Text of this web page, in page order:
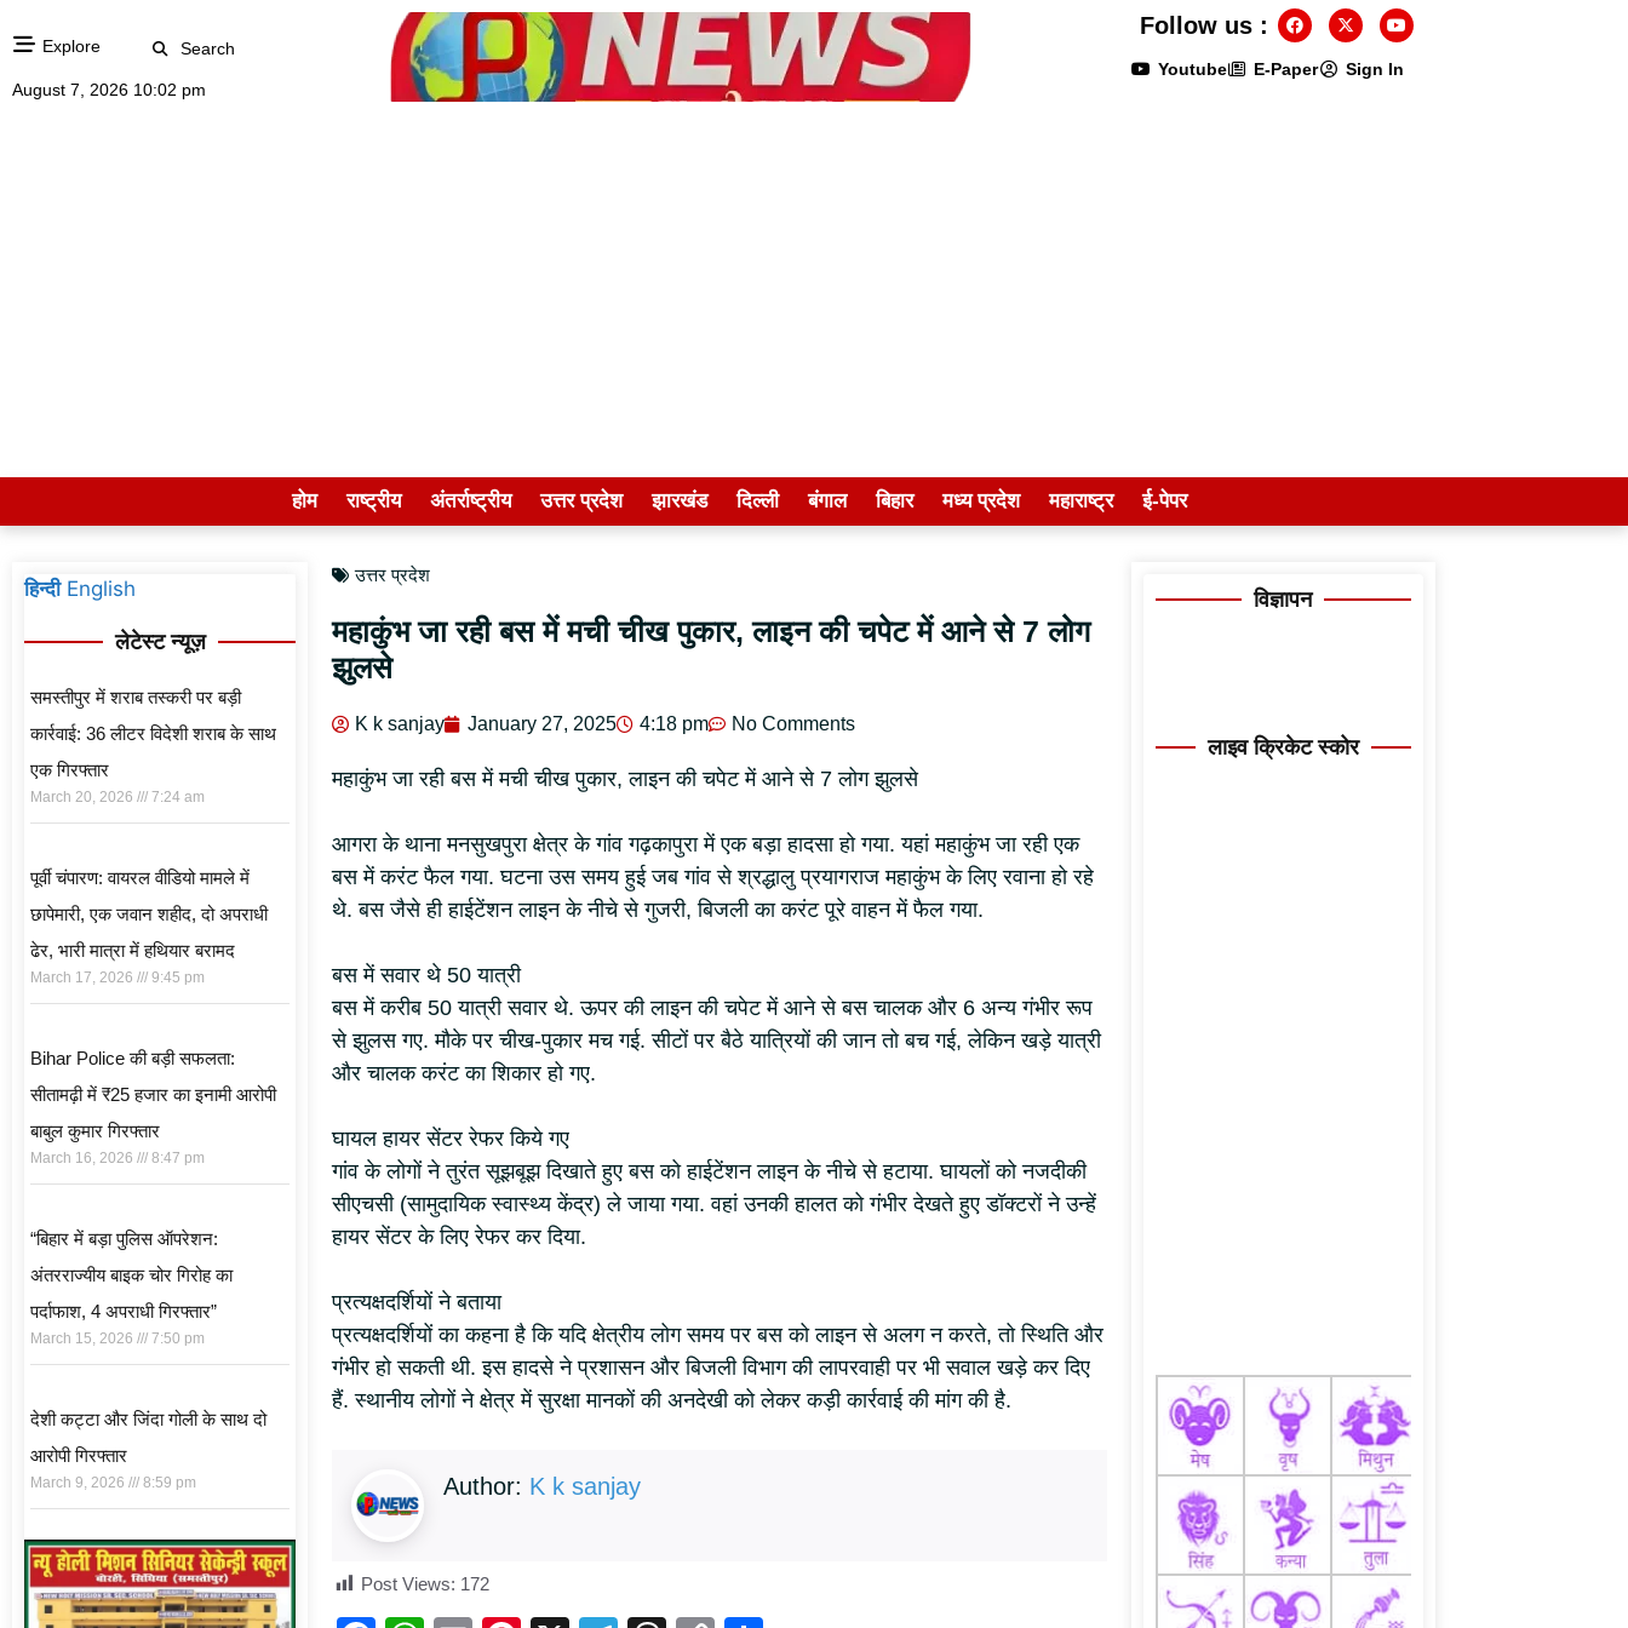
Explore Search
August 7, 2026 10:02 pm
Youtube E-Paper Sign In
Follow us :
होम राष्ट्रीय अंतर्राष्ट्रीय उत्तर प्रदेश झारखंड दिल्ली बंगाल बिहार मध्य प्रदेश महाराष्ट्र ई-पेपर
हिन्दी English
लेटेस्ट न्यूज़
समस्तीपुर में शराब तस्करी पर बड़ी
कार्रवाई: 36 लीटर विदेशी शराब के साथ
एक गिरफ्तार
March 20, 2026 7:24 am
पूर्वी चंपारण: वायरल वीडियो मामले में
छापेमारी, एक जवान शहीद, दो अपराधी
ढेर, भारी मात्रा में हथियार बरामद
March 17, 2026 9:45 pm
Bihar Police की बड़ी सफलता:
सीतामढ़ी में ₹25 हजार का इनामी आरोपी
बाबुल कुमार गिरफ्तार
March 16, 2026 8:47 pm
“बिहार में बड़ा पुलिस ऑपरेशन:
अंतरराज्यीय बाइक चोर गिरोह का
पर्दाफाश, 4 अपराधी गिरफ्तार”
March 15, 2026 7:50 pm
देशी कट्टा और जिंदा गोली के साथ दो
आरोपी गिरफ्तार
March 9, 2026 8:59 pm
उत्तर प्रदेश
महाकुंभ जा रही बस में मची चीख पुकार, लाइन की चपेट में आने से 7 लोग
झुलसे
K k sanjay January 27, 2025 4:18 pm No Comments
महाकुंभ जा रही बस में मची चीख पुकार, लाइन की चपेट में आने से 7 लोग झुलसे
आगरा के थाना मनसुखपुरा क्षेत्र के गांव गढ़कापुरा में एक बड़ा हादसा हो गया. यहां महाकुंभ जा रही एक
बस में करंट फैल गया. घटना उस समय हुई जब गांव से श्रद्धालु प्रयागराज महाकुंभ के लिए रवाना हो रहे
थे. बस जैसे ही हाईटेंशन लाइन के नीचे से गुजरी, बिजली का करंट पूरे वाहन में फैल गया.
बस में सवार थे 50 यात्री
बस में करीब 50 यात्री सवार थे. ऊपर की लाइन की चपेट में आने से बस चालक और 6 अन्य गंभीर रूप
से झुलस गए. मौके पर चीख-पुकार मच गई. सीटों पर बैठे यात्रियों की जान तो बच गई, लेकिन खड़े यात्री
और चालक करंट का शिकार हो गए.
घायल हायर सेंटर रेफर किये गए
गांव के लोगों ने तुरंत सूझबूझ दिखाते हुए बस को हाईटेंशन लाइन के नीचे से हटाया. घायलों को नजदीकी
सीएचसी (सामुदायिक स्वास्थ्य केंद्र) ले जाया गया. वहां उनकी हालत को गंभीर देखते हुए डॉक्टरों ने उन्हें
हायर सेंटर के लिए रेफर कर दिया.
प्रत्यक्षदर्शियों ने बताया
प्रत्यक्षदर्शियों का कहना है कि यदि क्षेत्रीय लोग समय पर बस को लाइन से अलग न करते, तो स्थिति और
गंभीर हो सकती थी. इस हादसे ने प्रशासन और बिजली विभाग की लापरवाही पर भी सवाल खड़े कर दिए
हैं. स्थानीय लोगों ने क्षेत्र में सुरक्षा मानकों की अनदेखी को लेकर कड़ी कार्रवाई की मांग की है.
Author: K k sanjay
Post Views: 172
विज्ञापन
लाइव क्रिकेट स्कोर